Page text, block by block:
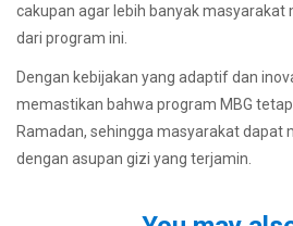
cakupan agar lebih banyak
dari program ini.
Dengan kebijakan yang adaptif dan
memastikan bahwa program MBG
Ramadan, sehingga masyarakat dapat
dengan asupan gizi yang terjamin.